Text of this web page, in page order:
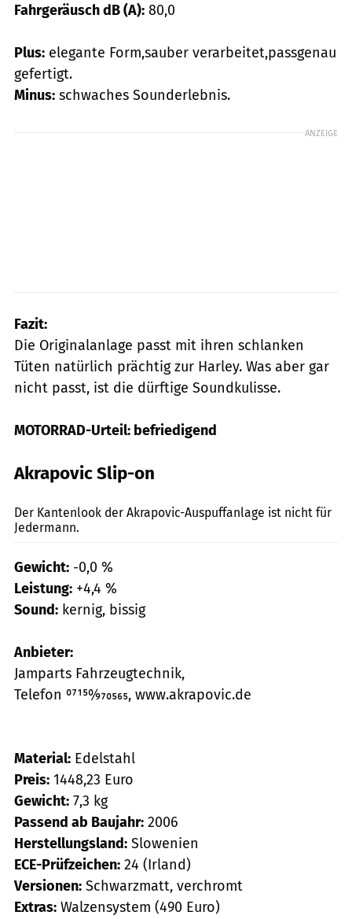
Fahrgeräusch dB (A): 80,0
Plus: elegante Form,sauber verarbeitet,passgenau
gefertigt.
Minus: schwaches Sounderlebnis.
ANZEIGE
Fazit:
Die Originalanlage passt mit ihren schlanken
Tüten natürlich prächtig zur Harley. Was aber gar
nicht passt, ist die dürftige Soundkulisse.
MOTORRAD-Urteil: befriedigend
Akrapovic Slip-on
Der Kantenlook der Akrapovic-Auspuffanlage ist nicht für
Jedermann.
Gewicht: -0,0 %
Leistung: +4,4 %
Sound: kernig, bissig
Anbieter:
Jamparts Fahrzeugtechnik,
Telefon 07150⁄970565, www.akrapovic.de
Material: Edelstahl
Preis: 1448,23 Euro
Gewicht: 7,3 kg
Passend ab Baujahr: 2006
Herstellungsland: Slowenien
ECE-Prüfzeichen: 24 (Irland)
Versionen: Schwarzmatt, verchromt
Extras: Walzensystem (490 Euro)